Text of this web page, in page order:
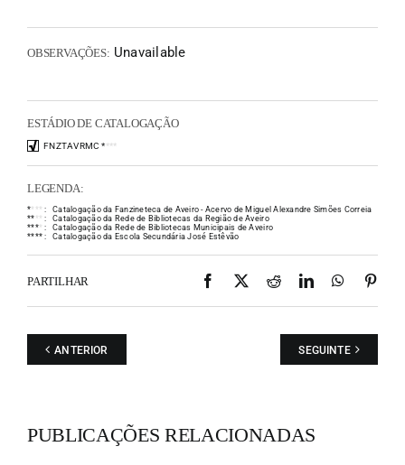
OBSERVAÇÕES: Unavailable
ESTÁDIO DE CATALOGAÇÃO
FNZTAVRMC ****
LEGENDA:
** * * :
Catalogação da Fanzineteca de Aveiro - Acervo de Miguel Alexandre Simões Correia
** * * :
Catalogação da Rede de Bibliotecas da Região de Aveiro
**** :
Catalogação da Rede de Bibliotecas Municipais de Aveiro
**** : Catalogação da Escola Secundária José Estêvão
PARTILHAR Facebook
X RedditLinkedIn
ANTERIOR SEGUINTE
PUBLICAÇÕES RELACIONADAS